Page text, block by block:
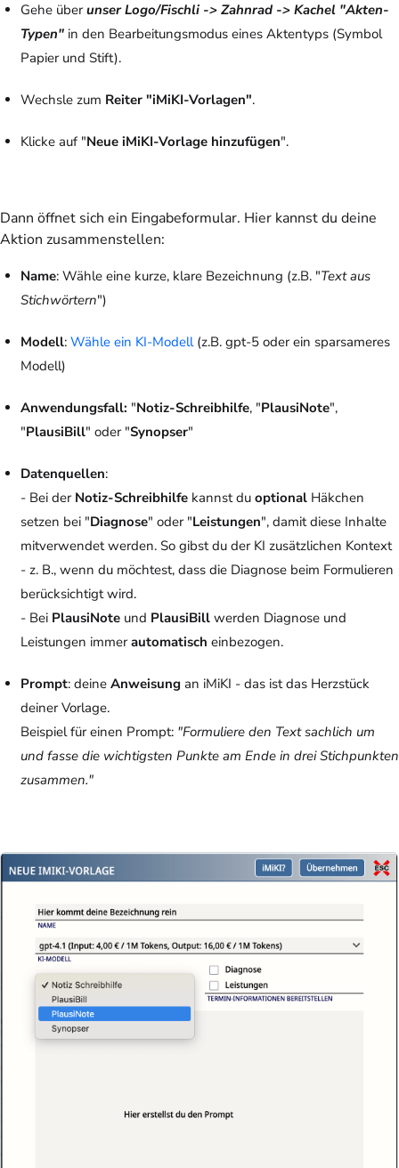
Gehe überunser Logo/Fischli -> Zahnrad -> Kachel "Akten-
Typen"in den Bearbeitungsmodus eines Aktentyps (Symbol
Papier und Stift).
Wechsle zum Reiter "iMiKI-Vorlagen".
Klicke auf "Neue iMiKI-Vorlage hinzufügen".
Dann öffnet sich ein Eingabeformular. Hier kannst du deine
Aktion zusammenstellen:
Name: Wähle eine kurze, klare Bezeichnung (z.B. "Text aus
Stichwörtern")
Modell: Wähle ein KI-Modell(z.B. gpt-5 oder ein sparsameres
Modell)
Anwendungsfall: "Notiz-Schreibhilfe, "PlausiNote",
"PlausiBill" oder "Synopser"
Datenquellen:
- Bei der Notiz-Schreibhilfekannst du optionalHäkchen
setzen bei "Diagnose" oder "Leistungen", damit diese Inhalte
mitverwendet werden. So gibst du der KI zusätzlichen Kontext
- z. B., wenn du möchtest, dass die Diagnose beim Formulieren
berücksichtigt wird.
- Bei PlausiNoteund PlausiBillwerden Diagnose und
Leistungen immerautomatisch einbezogen.
Prompt: deine Anweisung an iMiKI - das ist das Herzstück
deiner Vorlage.
Beispiel für einen Prompt: "Formuliere den Text sachlich um
und fasse die wichtigsten Punkte am Ende in drei Stichpunkten
zusammen."